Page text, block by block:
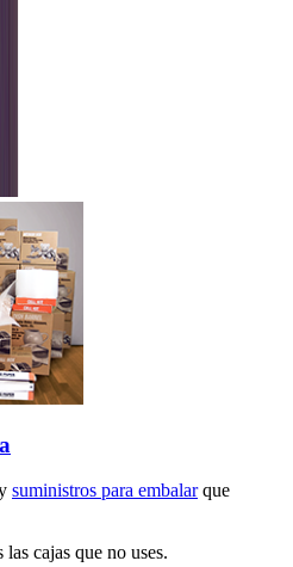
suministros para embalarque
cajas que no uses.